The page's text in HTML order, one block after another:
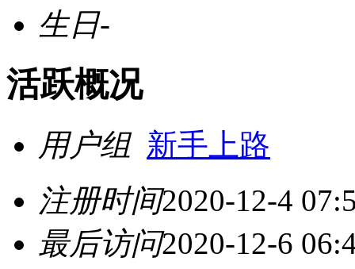
生日-
活跃概况
用户组 新手上路
注册时间2020-12-4
最后访问2020-12-6